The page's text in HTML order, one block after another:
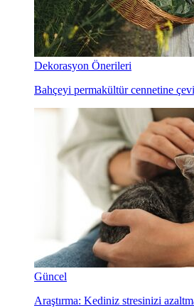
Dekorasyon Önerileri
Bahçeyi permakültür cennetine
Güncel
Araştırma: Kediniz stresinizi